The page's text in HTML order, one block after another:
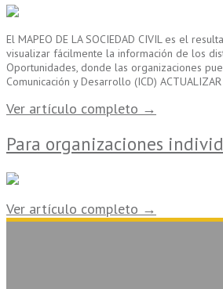
El MAPEO DE LA SOCIEDAD CIVIL es el
visualizar fácilmente la información de los
Oportunidades, donde las organizaciones
Comunicación y Desarrollo (ICD) ACTUALIZAR
Ver artículo completo →
Para organizaciones
Ver artículo completo →